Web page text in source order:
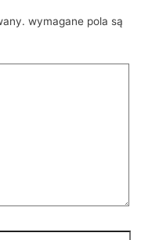
wymagane pola są